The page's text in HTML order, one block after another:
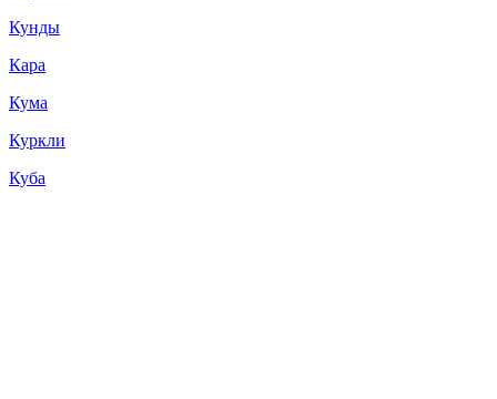
Кунды
Кара
Кума
Куркли
Куба